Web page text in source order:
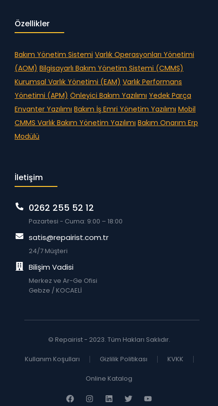
Özellikler
Bakım Yönetim Sistemi Varlık Operasyonları Yönetimi
(AOM) Bilgisayarlı Bakım Yönetim Sistemi (CMMS)
Kurumsal Varlık Yönetimi (EAM) Varlık Performans
Yönetimi (APM) Önleyici Bakım Yazılımı Yedek Parça
Envanter Yazılımı Bakım İş Emri Yönetim Yazılımı Mobil
CMMS Varlık Bakım Yönetim Yazılımı Bakım Onarım Erp
Modülü
İletişim
0262 255 52 12
Pazartesi - Cuma: 9:00 – 18:00
satis@repairist.com.tr
24/7 Müşteri
Bilişim Vadisi
Merkez ve Ar-Ge Ofisi
Gebze / KOCAELİ
© Repairist - 2023. Tüm Hakları Saklıdır.
Kullanım Koşulları Gizlilik Politikası KVKK
Online Katalog